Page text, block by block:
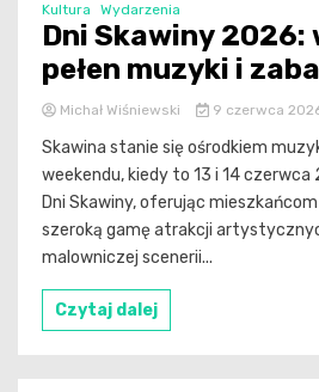
Kultura Wydarzenia
Dni Skawiny 2026:
pełen muzyki i
Michał Wiśniewski 9 czerwca
Skawina stanie się ośrodkiem
weekendu, kiedy to 13 i 14 czerwca
Dni Skawiny, oferując
szeroką gamę atrakcji
malowniczej scenerii...
Czytaj dalej